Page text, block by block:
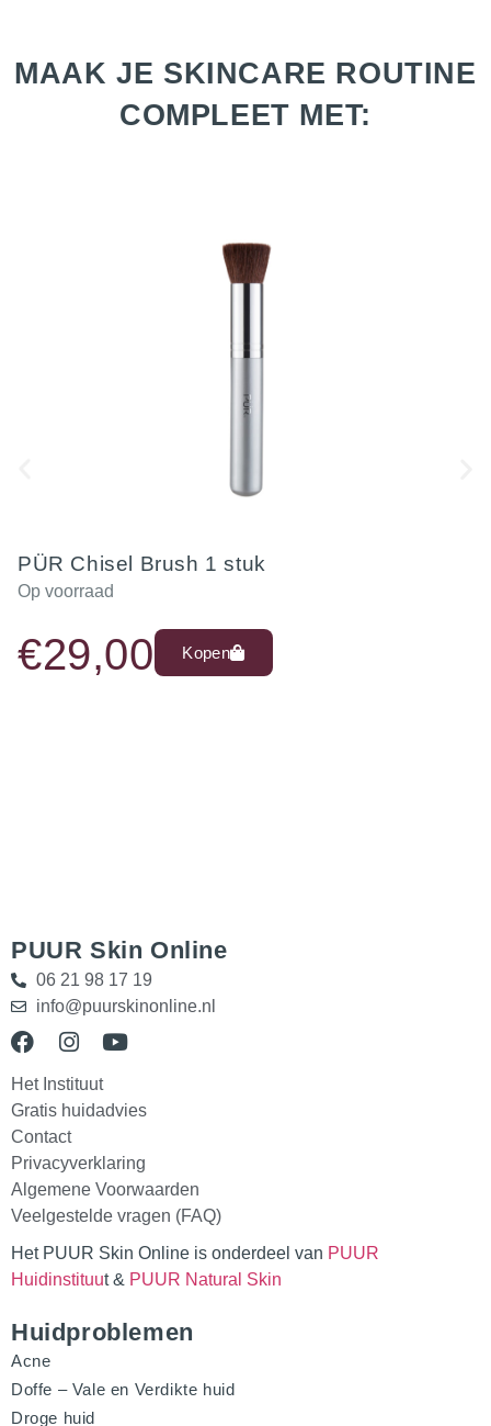
MAAK JE SKINCARE ROUTINE
COMPLEET MET:
PÜR Chisel Brush 1 stuk
Op voorraad
€29,00 Kopen
PUUR Skin Online
06 21 98 17 19
info@puurskinonline.nl
Het Instituut
Gratis huidadvies
Contact
Privacyverklaring
Algemene Voorwaarden
Veelgestelde vragen (FAQ)
Het PUUR Skin Online is onderdeel van PUUR
Huidinstituut & PUUR Natural Skin
Huidproblemen
Acne
Doffe – Vale en Verdikte huid
Droge huid